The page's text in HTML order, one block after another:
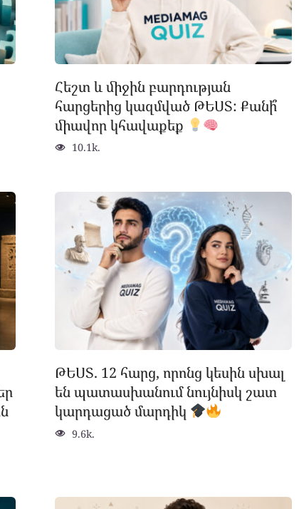
Հեշտ և միջին բարդության
հարցերից կազմված ԹԵՍՏ: Քանի՞
միավոր կհավաքեք
10.1k.
ԹԵՍՏ. 12 հարց, որոնց կեսին սխալ
են պատասխանում նույնիսկ շատ
կարդացած մարդիկ
9.6k.